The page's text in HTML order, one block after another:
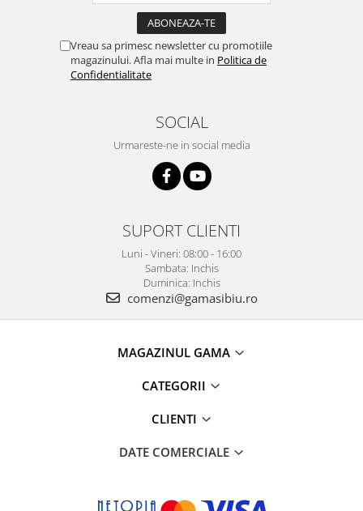
Vreau sa primesc newsletter cu promotiile
magazinului. Afla mai multe in Politica de
Confidentialitate
SOCIAL
Urmareste-ne in social media
SUPORT CLIENTI
Luni - Vineri: 08:00 - 16:00
Sambata: Inchis
Duminica: Inchis
comenzi@gamasibiu.ro
MAGAZINUL GAMA
CATEGORII
CLIENTI
DATE COMERCIALE